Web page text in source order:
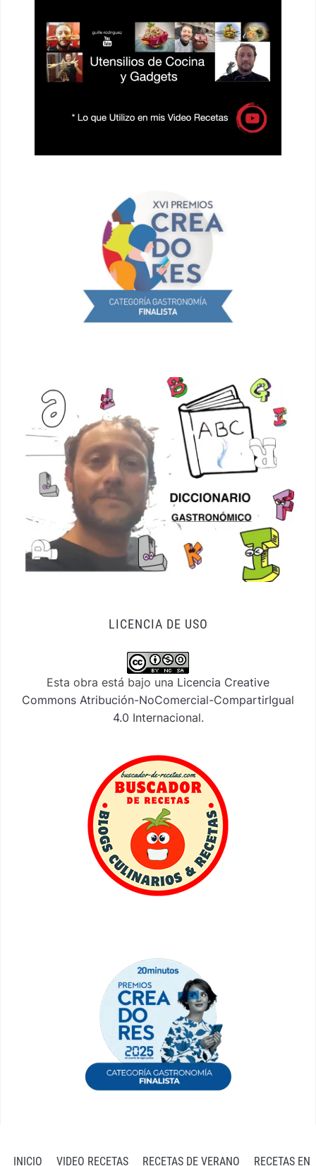
LICENCIA DE USO
Esta obra está bajo una Licencia Creative
Commons Atribución-NoComercial-CompartirIgual
4.0 Internacional.
INICIO VIDEO RECETAS RECETAS DE VERANO RECETAS EN